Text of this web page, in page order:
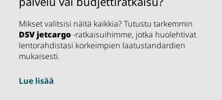
Mikset valitsisi näitä kaikkia? Tutustu tarkemmin
DSV jetcargo-ratkaisuihimme, jotka huolehtivat
lentorahdistasi korkeimpien laatustandardien
mukaisesti.
Lue lisää